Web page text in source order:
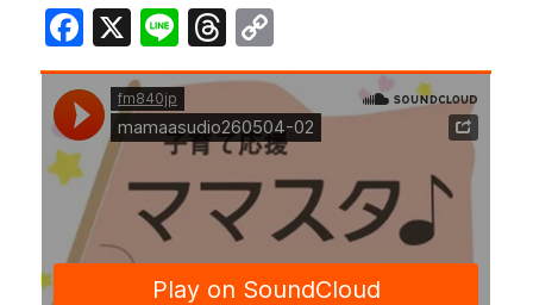
F
a
c
e
b
o
o
X Li
n
e
T
h
r
e
a
d
s
o
p
y
Li
n
k